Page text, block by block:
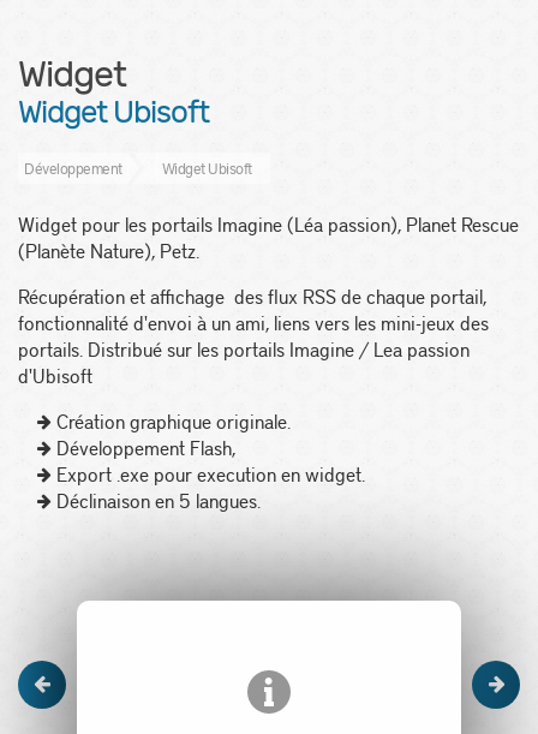
Widget
Widget Ubisoft
Développement Widget Ubisoft
Widget pour les portails Imagine (Léa passion), Planet Rescue
(Planète Nature), Petz.
Récupération et affichage des flux RSS de chaque portail,
fonctionnalité d'envoi à un ami, liens vers les mini-jeux des
portails. Distribué sur les portails Imagine / Lea passion
d'Ubisoft
Création graphique originale.
Développement Flash,
Export .exe pour execution en widget.
Déclinaison en 5 langues.